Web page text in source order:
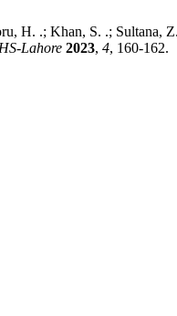
H. .; Khan, S. .; Sultana,
Lahore 2023, 4, 160-162.